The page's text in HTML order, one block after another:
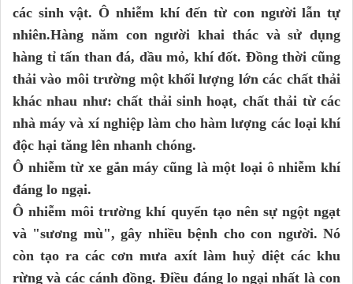
các sinh vật. Ô nhiễm khí đến từ con người lẫn tự
nhiên.Hàng năm con người khai thác và sử dụng
hàng tỉ tấn than đá, dầu mỏ, khí đốt. Đồng thời cũng
thải vào môi trường một khối lượng lớn các chất thải
khác nhau như: chất thải sinh hoạt, chất thải từ các
nhà máy và xí nghiệp làm cho hàm lượng các loại khí
độc hại tăng lên nhanh chóng.
Ô nhiễm từ xe gắn máy cũng là một loại ô nhiễm khí
đáng lo ngại.
Ô nhiễm môi trường khí quyển tạo nên sự ngột ngạt
và "sương mù", gây nhiều bệnh cho con người. Nó
còn tạo ra các cơn mưa axít làm huỷ diệt các khu
rừng và các cánh đồng. Điều đáng lo ngại nhất là con